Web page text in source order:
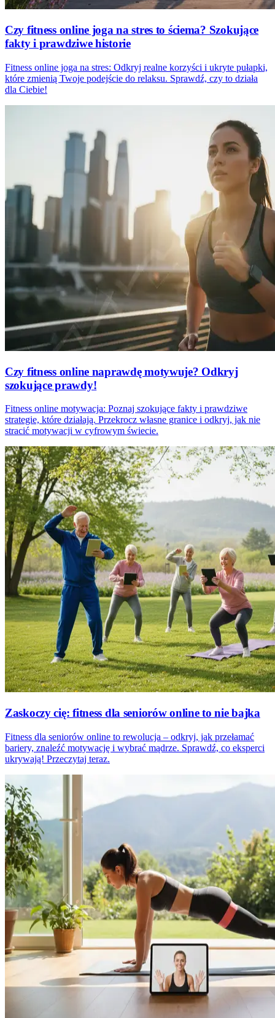
Czy fitness online joga na stres to ściema? Szokujące
fakty i prawdziwe historie
Fitness online joga na stres: Odkryj realne korzyści i ukryte pułapki,
które zmienią Twoje podejście do relaksu. Sprawdź, czy to działa
dla Ciebie!
Czy fitness online naprawdę motywuje? Odkryj
szokujące prawdy!
Fitness online motywacja: Poznaj szokujące fakty i prawdziwe
strategie, które działają. Przekrocz własne granice i odkryj, jak nie
stracić motywacji w cyfrowym świecie.
Zaskoczy cię: fitness dla seniorów online to nie bajka
Fitness dla seniorów online to rewolucja – odkryj, jak przełamać
bariery, znaleźć motywację i wybrać mądrze. Sprawdź, co eksperci
ukrywają! Przeczytaj teraz.